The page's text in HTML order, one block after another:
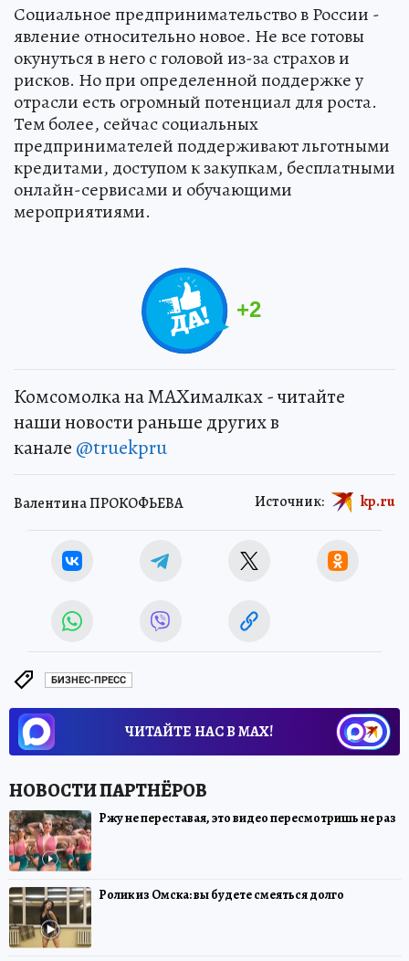
Социальное предпринимательство в России -
явление относительно новое. Не все готовы
окунуться в него с головой из-за страхов и
рисков. Но при определенной поддержке у
отрасли есть огромный потенциал для роста.
Тем более, сейчас социальных
предпринимателей поддерживают льготными
кредитами, доступом к закупкам, бесплатными
онлайн-сервисами и обучающими
мероприятиями.
+2
Комсомолка на MAXималках - читайте
наши новости раньше других в
канале @truekpru
Валентина ПРОКОФЬЕВА Источник: kp.ru
БИЗНЕС-ПРЕСС
ЧИТАЙТЕ НАС В МАХ!
Ржу не переставая, это видео пересмотришь не раз
Ролик из Омска: вы будете смеяться долго